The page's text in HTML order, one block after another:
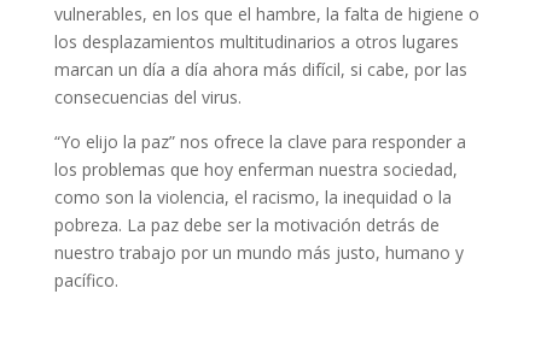
vulnerables, en los que el hambre, la falta de higiene o
los desplazamientos multitudinarios a otros lugares
marcan un día a día ahora más difícil, si cabe, por las
consecuencias del virus.
“Yo elijo la paz” nos ofrece la clave para responder a
los problemas que hoy enferman nuestra sociedad,
como son la violencia, el racismo, la inequidad o la
pobreza. La paz debe ser la motivación detrás de
nuestro trabajo por un mundo más justo, humano y
pacífico.